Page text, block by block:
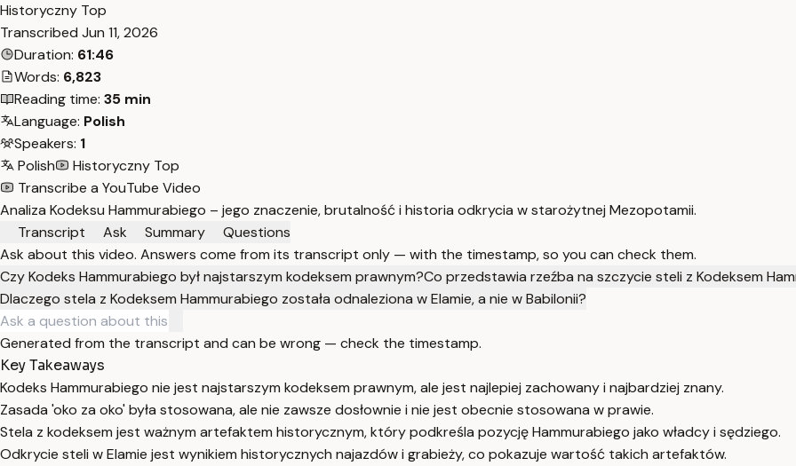
Historyczny Top
Transcribed Jun 11, 2026
Duration: 61:46
Words: 6,823
Reading time: 35 min
Language: Polish
Speakers: 1
Polish
Historyczny Top
Transcribe a YouTube Video
Analiza Kodeksu Hammurabiego – jego znaczenie, brutalność i historia odkrycia w starożytnej Mezopotamii.
Transcript
Ask Summary
Questions
Ask about this video. Answers come from its transcript only — with the timestamp, so you can check them.
Czy Kodeks Hammurabiego był najstarszym kodeksem prawnym?Co przedstawia rzeźba na szczycie steli z Kodeksem
Dlaczego stela z Kodeksem Hammurabiego została odnaleziona w Elamie, a nie w Babilonii?
Generated from the transcript and can be wrong — check the timestamp.
Key Takeaways
Kodeks Hammurabiego nie jest najstarszym kodeksem prawnym, ale jest najlepiej zachowany i najbardziej znany.
Zasada 'oko za oko' była stosowana, ale nie zawsze dosłownie i nie jest obecnie stosowana w prawie.
Stela z kodeksem jest ważnym artefaktem historycznym, który podkreśla pozycję Hammurabiego jako władcy i sędziego.
Odkrycie steli w Elamie jest wynikiem historycznych najazdów i grabieży, co pokazuje wartość takich artefaktów.